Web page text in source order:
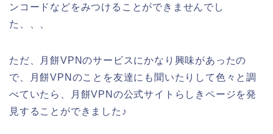
ンコードなどをみつけることができませんでし
た、、、
ただ、月餅VPNのサービスにかなり興味があったの
で、月餅VPNのことを友達にも聞いたりして色々と調
べていたら、月餅VPNの公式サイトらしきページを発
見することができました♪